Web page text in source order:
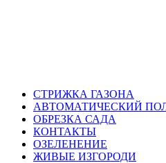
СТРИЖКА ГАЗОНА
АВТОМАТИЧЕСКИЙ
ОБРЕЗКА САДА
КОНТАКТЫ
ОЗЕЛЕНЕНИЕ
ЖИВЫЕ ИЗГОРОДИ